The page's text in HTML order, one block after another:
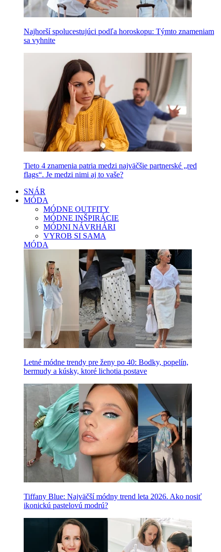
Najhorší spolucestujúci podľa horoskopu: Týmto znameniam
sa vyhnite
Tieto 4 znamenia patria medzi najväčšie partnerské „red
flags“. Je medzi nimi aj to vaše?
SNÁR
MÓDA
MÓDNE OUTFITY
MÓDNE INŠPIRÁCIE
MÓDNI NÁVRHÁRI
VYROB SI SAMA
MÓDA
Letné módne trendy pre ženy po 40: Bodky, popelín,
bermudy a kúsky, ktoré lichotia postave
Tiffany Blue: Najväčší módny trend leta 2026. Ako nosiť
ikonickú pastelovú modrú?